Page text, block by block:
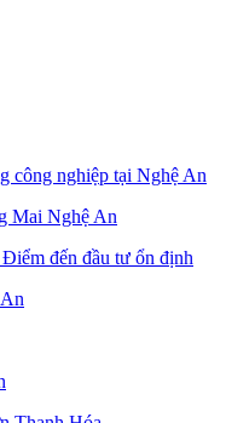
công nghiệp tại Nghệ An
Mai Nghệ An
đến đầu tư ổn định